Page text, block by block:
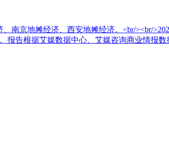
南京地摊经济、西安地摊经济。<br/><br/
报告根据艾媒数据中心、艾媒咨询商业情报